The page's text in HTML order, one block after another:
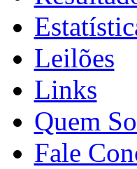
Leilões
Links
Quem
Fale